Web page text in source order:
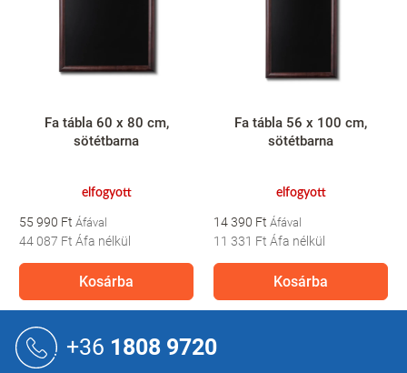
Fa tábla 60 x 80 cm,
sötétbarna
elfogyott
55 990 Ft
44 087 Ft Áfa nélkül
Kosárba
Fa tábla 56 x 100 cm,
sötétbarna
elfogyott
14 390 Ft
11 331 Ft Áfa nélkül
Kosárba
+36 1808 9720